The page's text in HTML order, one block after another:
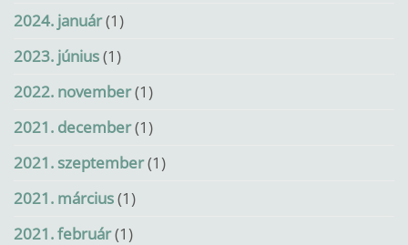
2024. január(1)
2023. június(1)
2022. november(1)
2021. december(1)
2021. szeptember(1)
2021. március(1)
2021. február(1)